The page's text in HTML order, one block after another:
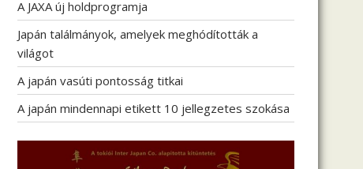
A JAXA új holdprogramja
Japán találmányok, amelyek meghódították a
világot
A japán vasúti pontosság titkai
A japán mindennapi etikett 10 jellegzetes szokása